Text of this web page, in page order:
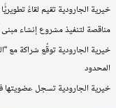
خيرية الجارودية تقيم لقاءً
مناقصة لتنفيذ مشروع إنشاء مبنى
خيرية الجارودية توقّع شراكة مع
المحدود
خيرية الجارودية تسجل عضويتها